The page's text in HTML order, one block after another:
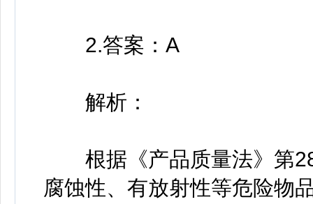
2.答案：A
解析：
根据《产品质量法》第28
腐蚀性、有放射性等危险物